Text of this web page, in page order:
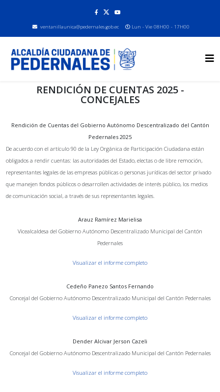
ventanillaunica@pedernales.gob.ec Lun - Vie 08H00 - 17H00
RENDICIÓN DE CUENTAS 2025 -
CONCEJALES
Rendición de Cuentas del Gobierno Autónomo Descentralizado del Cantón
Pedernales 2025
De acuerdo con el artículo 90 de la Ley Orgánica de Participación Ciudadana están
obligados a rendir cuentas: las autoridades del Estado, electas o de libre remoción,
representantes legales de las empresas públicas o personas jurídicas del sector privado
que manejen fondos públicos o desarrollen actividades de interés público, los medios
de comunicación social, a través de sus representantes legales.
Arauz Ramírez Marielisa
Vicealcaldesa del Gobierno Autónomo Descentralizado Municipal del Cantón
Pedernales
Visualizar el informe completo
Cedeño Panezo Santos Fernando
Concejal del Gobierno Autónomo Descentralizado Municipal del Cantón Pedernales
Visualizar el informe completo
Dender Alcivar Jerson Cazeli
Concejal del Gobierno Autónomo Descentralizado Municipal del Cantón Pedernales
Visualizar el informe completo